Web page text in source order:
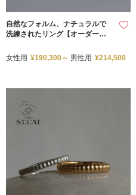
自然なフォルム、ナチュラルで
洗練されたリング【オーダー結
女性用 ¥190,300～ 男性用 ¥214,500